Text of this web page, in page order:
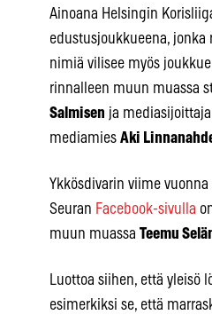
Ainoana Helsingin
edustusjoukkueena, jonka
nimiä vilisee myös
rinnalleen muun muassa
Salmisen ja mediasijoittaja
mediamies Aki
Ykkösdivarin viime
Seuran Facebook-sivulla
muun muassa Teemu
Luottoa siihen, että yleisö
esimerkiksi se, että